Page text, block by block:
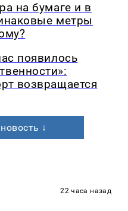
на бумаге и в
метры
появилось
возвращается
↓
22 часа назад